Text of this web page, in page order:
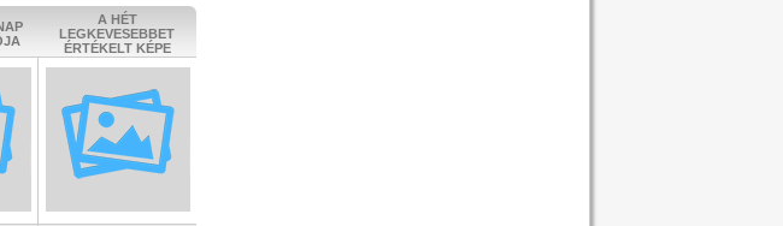
A HÉT
LEGKEVESEBBET
ÉRTÉKELT KÉPE